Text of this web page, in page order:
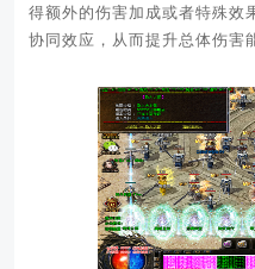
得额外的伤害加成或者特殊效
协同效应，从而提升总体伤害